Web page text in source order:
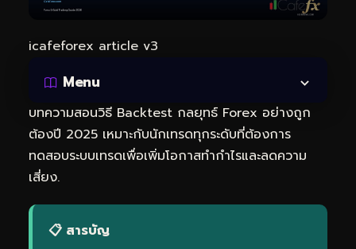
icafeforex article v3
Menu
บทความสอนวิธี Backtest กลยุทธ์ Forex อย่างถูก
ต้องปี 2025 เหมาะกับนักเทรดทุกระดับที่ต้องการ
ทดสอบระบบเทรดเพื่อเพิ่มโอกาสทำกำไรและลดความ
เสี่ยง.
📋 สารบัญ